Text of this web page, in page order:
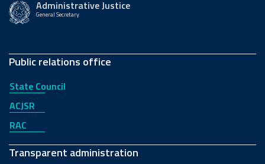
Administrative Justice
General Secretary
Public relations office
State Council
ACJSR
RAC
Transparent administration